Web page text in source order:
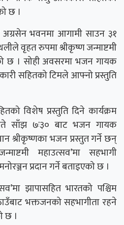
छ ।
अग्रसेन भवनमा आगामी साउन ३१
वृहत रुपमा श्रीकृष्ण जन्माष्टमी
छ । सोही अवसरमा भजन गायक
सहितको टिमले आफ्नो प्रस्तुति
विशेष प्रस्तुति दिने कार्यक्रम
साँझ ७ः३० बाट भजन गायक
श्रीकृष्णका भजन प्रस्तुत गर्ने छन्
महाउत्सव’मा सहभागी
प्रदान गर्ने बताइएको छ ।
झापासहित भारतको पश्चिम
भक्तजनको सहभागीता रहने
छ ।